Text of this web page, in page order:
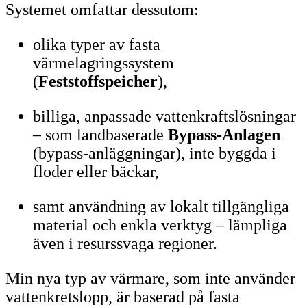
Systemet omfattar dessutom:
olika typer av fasta
värmelagringssystem
(Feststoffspeicher),
billiga, anpassade vattenkraftslösningar
– som landbaserade Bypass-Anlagen
(bypass-anläggningar), inte byggda i
floder eller bäckar,
samt användning av lokalt tillgängliga
material och enkla verktyg – lämpliga
även i resurssvaga regioner.
Min nya typ av värmare, som inte använder
vattenkretslopp, är baserad på fasta